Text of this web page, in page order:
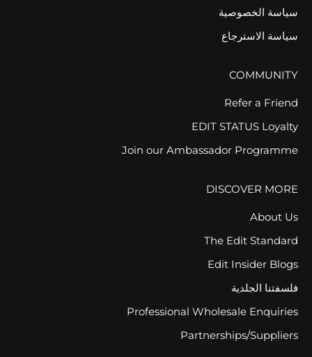
سياسة الخصوصية
سياسة الاسترجاع
COMMUNITY
Refer a Friend
EDIT STATUS Loyalty
Join our Ambassador Programme
DISCOVER MORE
About Us
The Edit Standard
Edit Insider Blogs
فلسفتنا الجلدية
Professional Wholesale Enquiries
Partnerships/Suppliers